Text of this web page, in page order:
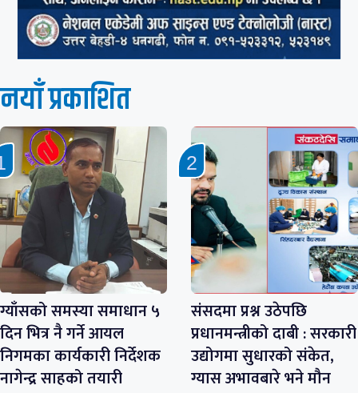
नयाँ प्रकाशित
ग्याँसको समस्या समाधान ५
दिन भित्र नै गर्ने आयल
निगमका कार्यकारी निर्देशक
नागेन्द्र साहको तयारी
संसदमा प्रश्न उठेपछि
प्रधानमन्त्रीको दाबी : सरकारी
उद्योगमा सुधारको संकेत,
ग्यास अभावबारे भने मौन